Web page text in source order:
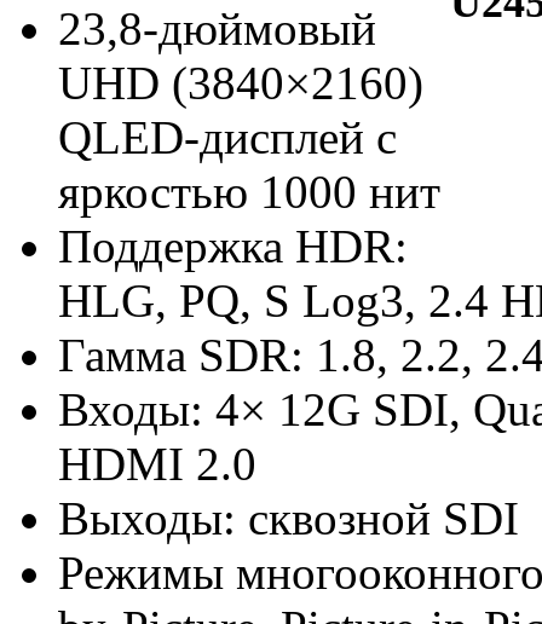
23,8-дюймовый
UHD (3840×2160)
QLED-дисплей с
яркостью 1000 нит
Поддержка HDR:
HLG, PQ, S Log3, 2.4
Гамма SDR: 1.8, 2.2,
Входы: 4× 12G SDI,
HDMI 2.0
Выходы: сквозной SDI
Режимы